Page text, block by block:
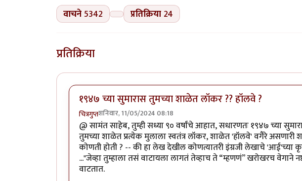
वाचने5342 प्रतिक्रिया 24
प्रतिक्रिया
१९४७ च्या सुमारास तुमच्या शाळेत लॉकर ?? हॉलवे ?
चित्रगुप्तशनिवार, 11/05/2024 08:18
@ सामंत साहेब, तुम्ही सध्या ९० वर्षांचे आहात, सधारणतः १९४७ च्या
तुमच्या शाळेत प्रत्येक मुलाला स्वतंत्र लॉकर, शाळेत 'हॉलवे' वगैरे
कोणती होती ? -- की हा लेख देखील कोणत्यातरी इंग्रजी लेखाचे
..."जेव्हा तुम्हाला तसं वाटायला लागतं तेव्हाच ते “म्हणणं” खरोखरच वेगाने
वाटतात.